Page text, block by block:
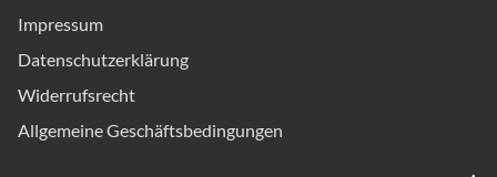
Impressum
Datenschutzerklärung
Widerrufsrecht
Allgemeine Geschäftsbedingungen